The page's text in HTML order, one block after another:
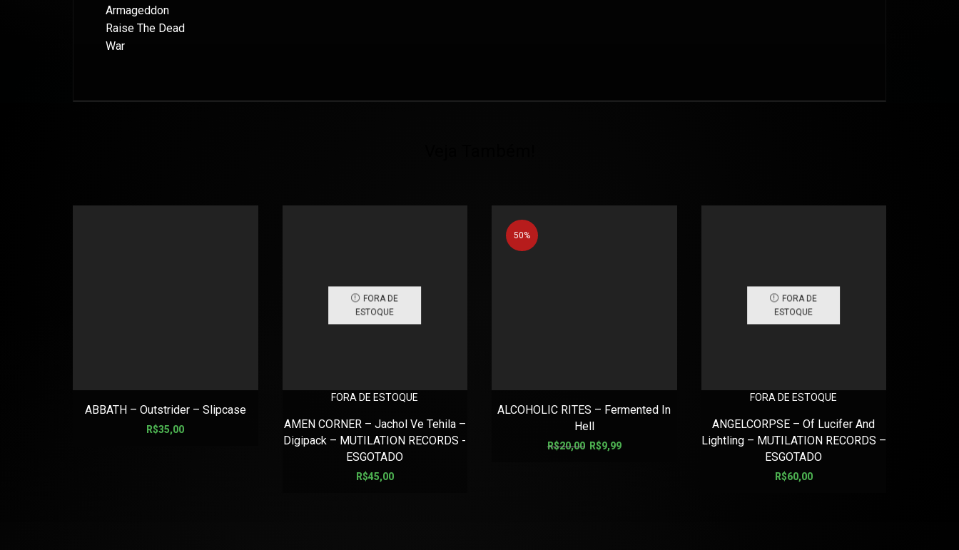
Armageddon
Raise The Dead
War
ABBATH – Outstrider – Slipcase
R$35,00
FORA DE
ESTOQUE
FORA DE ESTOQUE
AMEN CORNER – Jachol Ve Tehila –
Digipack – MUTILATION RECORDS -
ESGOTADO
R$45,00
50%
ALCOHOLIC RITES – Fermented In
Hell
R$20,00 R$9,99
FORA DE
ESTOQUE
FORA DE ESTOQUE
ANGELCORPSE – Of Lucifer And
Lightling – MUTILATION RECORDS –
ESGOTADO
R$60,00